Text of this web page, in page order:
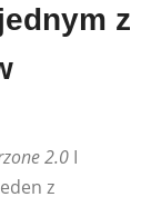
z
2.0 I
z